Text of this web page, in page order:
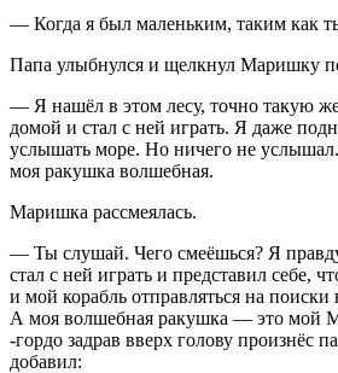
— Когда я был маленьким, таким как
Папа улыбнулся и щелкнул Маришку
— Я нашёл в этом лесу, точно такую
домой и стал с ней играть. Я даже
услышать море. Но ничего не
моя ракушка волшебная.
Маришка рассмеялась.
— Ты слушай. Чего смеёшься? Я
стал с ней играть и представил себе,
и мой корабль отправляться на поиски
А моя волшебная ракушка — это мой
-гордо задрав вверх голову произнёс
добавил: